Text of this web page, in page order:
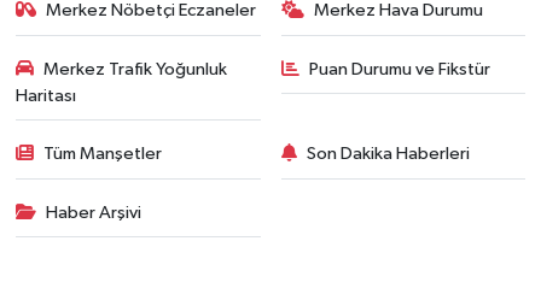
Merkez Nöbetçi Eczaneler Merkez Hava Durumu
Merkez Trafik Yoğunluk
Haritası
Puan Durumu ve Fikstür
Tüm Manşetler Son Dakika Haberleri
Haber Arşivi